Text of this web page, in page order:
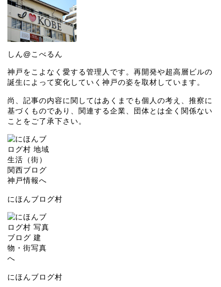
しん@こべるん
神戸をこよなく愛する管理人です。再開発や超高層ビルの
誕生によって変化していく神戸の姿を取材しています。
尚、記事の内容に関してはあくまでも個人の考え、推察に
基づくものであり、関連する企業、団体とは全く関係ない
ことをご了承下さい。
にほんブログ村
にほんブログ村